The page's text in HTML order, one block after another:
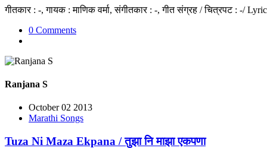
गीतकार : -, गायक : माणिक वर्मा, संगीतकार : -, गीत संग्रह / चित्रपट : -/
0 Comments
Ranjana S
October 02 2013
Marathi Songs
Tuza Ni Maza Ekpana / तुझा नि माझा एकपणा